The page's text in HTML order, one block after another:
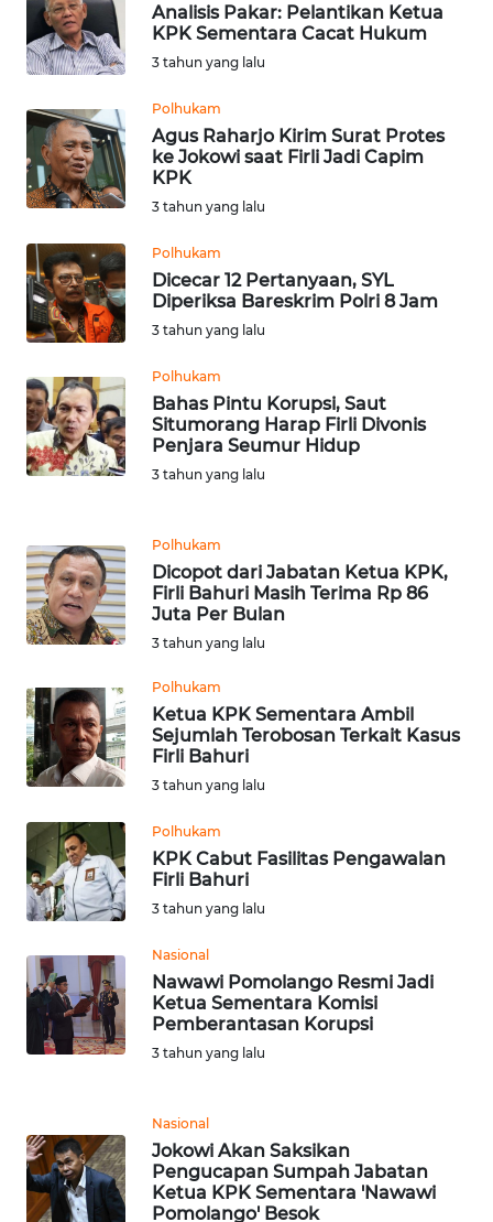
Analisis Pakar: Pelantikan Ketua
KPK Sementara Cacat Hukum
3 tahun yang lalu
Polhukam
Agus Raharjo Kirim Surat Protes
ke Jokowi saat Firli Jadi Capim
KPK
3 tahun yang lalu
Polhukam
Dicecar 12 Pertanyaan, SYL
Diperiksa Bareskrim Polri 8 Jam
3 tahun yang lalu
Polhukam
Bahas Pintu Korupsi, Saut
Situmorang Harap Firli Divonis
Penjara Seumur Hidup
3 tahun yang lalu
Polhukam
Dicopot dari Jabatan Ketua KPK,
Firli Bahuri Masih Terima Rp 86
Juta Per Bulan
3 tahun yang lalu
Polhukam
Ketua KPK Sementara Ambil
Sejumlah Terobosan Terkait Kasus
Firli Bahuri
3 tahun yang lalu
Polhukam
KPK Cabut Fasilitas Pengawalan
Firli Bahuri
3 tahun yang lalu
Nasional
Nawawi Pomolango Resmi Jadi
Ketua Sementara Komisi
Pemberantasan Korupsi
3 tahun yang lalu
Nasional
Jokowi Akan Saksikan
Pengucapan Sumpah Jabatan
Ketua KPK Sementara 'Nawawi
Pomolango' Besok
WN
NTB
WN
SULTENG
WN
WN
BABEL
WN
SUMBAR
WN
SUMSEL
BENGKULU
WN
LAMPUNG
WN
JATENG
WN
WN
JOGJA
JATIM
WN
BALI
KALBAR
WN
KALTENG